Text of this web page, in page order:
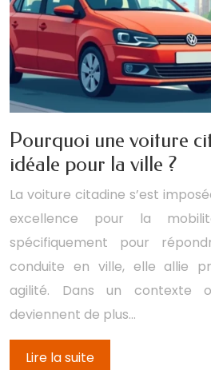
Pourquoi une voiture
idéale pour la ville ?
La voiture citadine s’est
excellence pour la
spécifiquement pour
conduite en ville, elle allie
agilité. Dans un contexte
deviennent de plus…
Lire la suite